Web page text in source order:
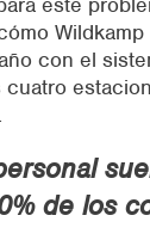
este
Wildkamp
con el
cuatro
de los